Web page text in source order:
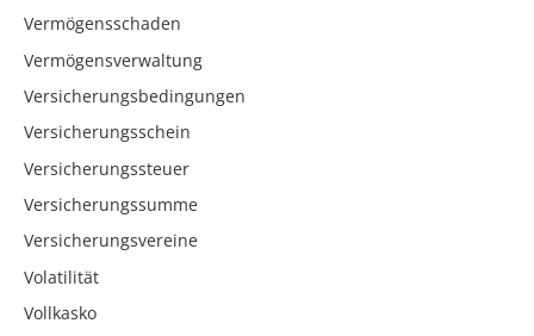
Vermögensschaden
Vermögensverwaltung
Versicherungsbedingungen
Versicherungsschein
Versicherungssteuer
Versicherungssumme
Versicherungsvereine
Volatilität
Vollkasko